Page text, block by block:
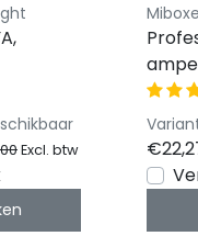
30
1 -
RGBWW/
24-48v
Excl. btw
in-1
voor
LED